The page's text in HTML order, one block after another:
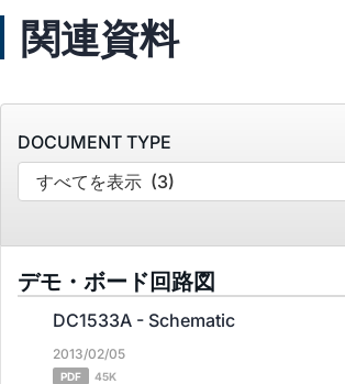
関連資料
DOCUMENT TYPE
すべてを表示 (3)
デモ・ボード回路図
DC1533A - Schematic
2013/02/05
PDF 45K